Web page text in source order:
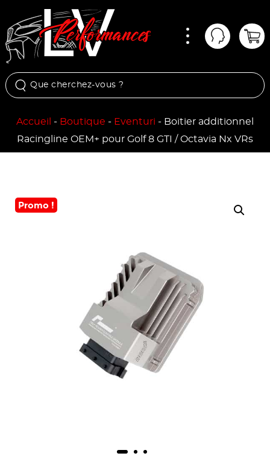
Mon
Accueil - Boutique - Eventuri - Boitier additionnel
Racingline OEM+ pour Golf 8 GTI / Octavia Nx VRs
Promo !